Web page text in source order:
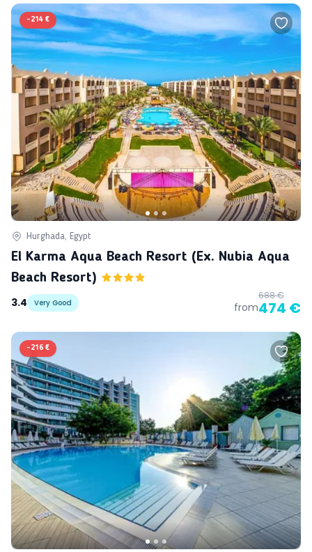
-214 €
Hurghada, Egypt
El Karma Aqua Beach Resort (ex. Nubia Aqua
Beach Resort)
3.4
Very Good from
688 €
474 €
-216 €